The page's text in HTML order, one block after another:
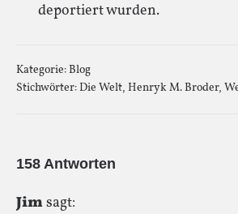
deportiert wurden.
Kategorie:Blog
Stichwörter:Die Welt, Henryk M. Broder,
158 Antworten
Jimsagt: